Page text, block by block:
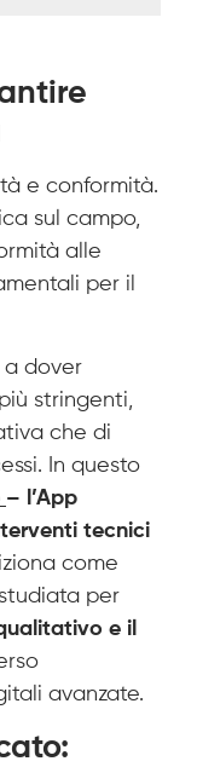
e conformità.
sul campo,
alle
per il
a dover
stringenti,
che di
In questo
– l’App
tecnici
come
per
e il
avanzate.